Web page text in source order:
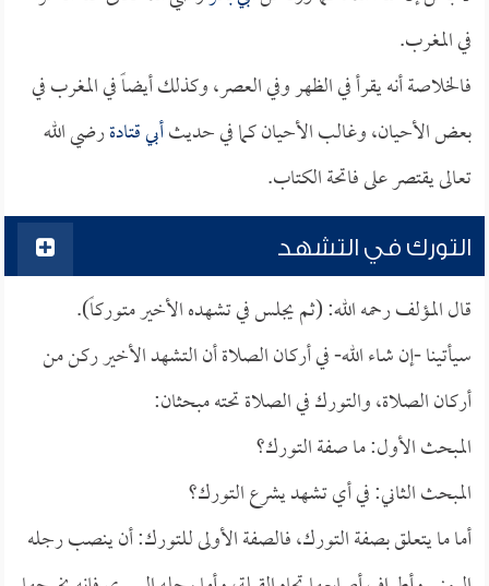
في المغرب.
فالخلاصة أنه يقرأ في الظهر وفي العصر، وكذلك أيضاً في المغرب في
بعض الأحيان، وغالب الأحيان كما في حديثأبي قتادةرضي الله
تعالى يقتصر على فاتحة الكتاب.
التورك في التشهد
قال المؤلف رحمه الله: (ثم يجلس في تشهده الأخير متوركاً).
سيأتينا -إن شاء الله- في أركان الصلاة أن التشهد الأخير ركن من
أركان الصلاة، والتورك في الصلاة تحته مبحثان:
المبحث الأول: ما صفة التورك؟
المبحث الثاني: في أي تشهد يشرع التورك؟
أما ما يتعلق بصفة التورك، فالصفة الأولى للتورك: أن ينصب رجله